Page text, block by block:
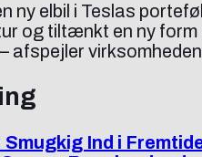
ny elbil i Teslas
og tiltænkt en ny
afspejler
Ind i